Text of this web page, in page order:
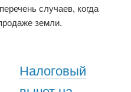
случаев, когда
земли.
Налоговый